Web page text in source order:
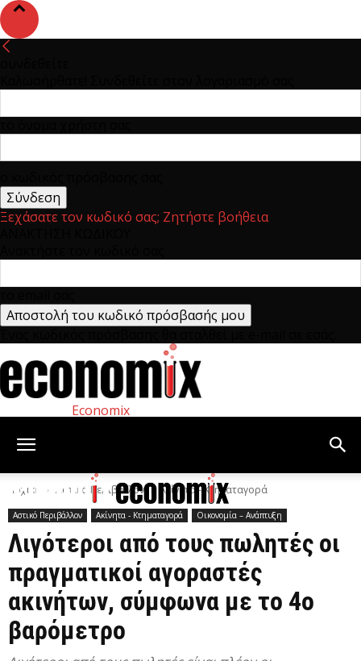
Ξεχάσατε τον κωδικό σας; Ζητήστε βοήθεια
Economix
Αρχική Αστικό Περιβάλλον Ακίνητα - Κτηματαγορά
Αστικό Περιβάλλον Ακίνητα - Κτηματαγορά Οικονομία – Ανάπτυξη
Λιγότεροι από τους πωλητές οι
πραγματικοί αγοραστές
ακινήτων, σύμφωνα με το 4ο
βαρόμετρο